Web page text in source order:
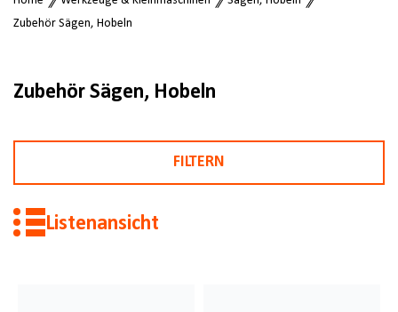
Jetzt anmelden
Zubehör Sägen, Hobeln
Zubehör Sägen, Hobeln
FILTERN
Listenansicht